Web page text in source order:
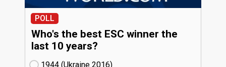
POLL
Who's the best ESC winner the
last 10 years?
1944 (Ukraine
16)